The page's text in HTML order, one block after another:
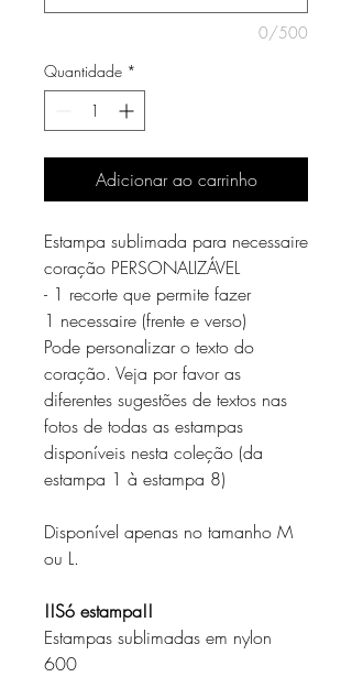
0/500
Quantidade *
Adicionar ao carrinho
Estampa sublimada para necessaire
coração PERSONALIZÁVEL
- 1 recorte que permite fazer
1 necessaire (frente e verso)
Pode personalizar o texto do
coração. Veja por favor as
diferentes sugestões de textos nas
fotos de todas as estampas
disponíveis nesta coleção (da
estampa 1 à estampa 8)
Disponível apenas no tamanho M
ou L.
!!Só estampa!!
Estampas sublimadas em nylon
600